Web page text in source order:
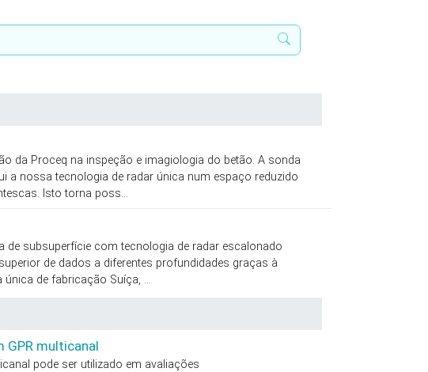
da Proceq na inspeção e imagiologia do betão. A sonda
a nossa tecnologia de radar única num espaço reduzido
Isto torna poss...
de subsuperfície com tecnologia de radar escalonado
de dados a diferentes profundidades graças à
de fabricação Suíça, ...
GPR multicanal
pode ser utilizado em avaliações